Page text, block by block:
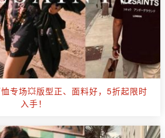
专场💥版型正、面料好，5折起限时
入手！